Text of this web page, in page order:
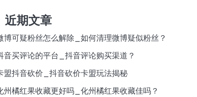
近期文章
博可疑粉丝怎么解除_如何清理微博疑似粉丝？
音买评论的平台_抖音评论购买渠道？
盟抖音砍价_抖音砍价卡盟玩法揭秘
州橘红果收藏更好吗_化州橘红果收藏佳吗？